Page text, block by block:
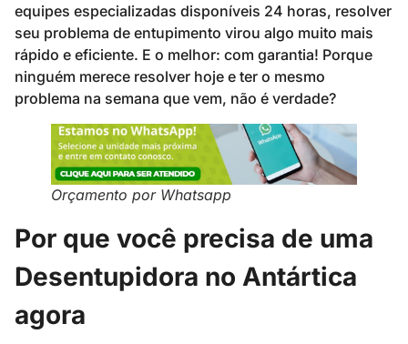
equipes especializadas disponíveis 24 horas, resolver
seu problema de entupimento virou algo muito mais
rápido e eficiente. E o melhor: com garantia! Porque
ninguém merece resolver hoje e ter o mesmo
problema na semana que vem, não é verdade?
Orçamento por Whatsapp
Por que você precisa de uma
Desentupidora no Antártica
agora